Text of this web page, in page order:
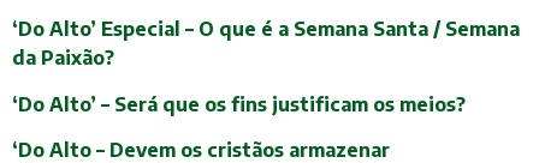
‘Do Alto’ Especial – O que é a Semana Santa / Semana
da Paixão?
‘Do Alto’ – Será que os fins justificam os meios?
‘Do Alto – Devem os cristãos armazenar